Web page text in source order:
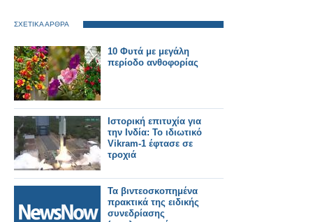
ΣΧΕΤΙΚΑ ΑΡΘΡΑ
10 Φυτά με μεγάλη
περίοδο ανθοφορίας
Ιστορική επιτυχία για
την Ινδία: Το ιδιωτικό
Vikram-1 έφτασε σε
τροχιά
Τα βιντεοσκοπημένα
πρακτικά της ειδικής
συνεδρίασης